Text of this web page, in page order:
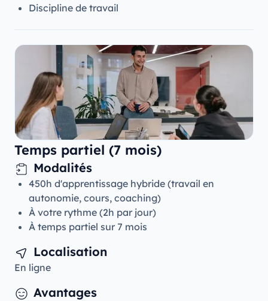
Discipline de travail
Temps partiel (7 mois)
Modalités
450h d'apprentissage hybride (travail en
autonomie, cours, coaching)
À votre rythme (2h par jour)
À temps partiel sur 7 mois
Localisation
En ligne
Avantages